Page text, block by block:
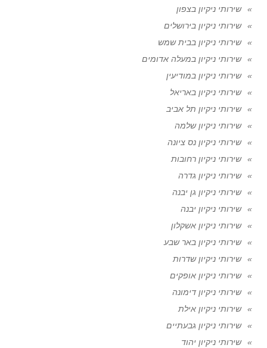
שירותי ניקיון בצפון
שירותי ניקיון בירושלים
שירותי ניקיון בבית שמש
שירותי ניקיון במעלה אדומים
שירותי ניקיון במודיעין
שירותי ניקיון באריאל
שירותי ניקיון תל אביב
שירותי ניקיון שלמה
שירותי ניקיון נס ציונה
שירותי ניקיון רחובות
שירותי ניקיון גדרה
שירותי ניקיון גן יבנה
שירותי ניקיון יבנה
שירותי ניקיון אשקלון
שירותי ניקיון באר שבע
שירותי ניקיון שדרות
שירותי ניקיון אופקים
שירותי ניקיון דימונה
שירותי ניקיון אילת
שירותי ניקיון גבעתיים
שירותי ניקיון יהוד